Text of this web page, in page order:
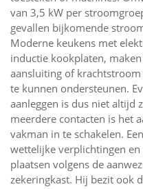
van 3,5 kW per
gevallen bijkomende
Moderne keukens met
inductie kookplaten,
aansluiting of
te kunnen ondersteunen.
aanleggen is dus niet altijd
meerdere contacten is het
vakman in te schakelen.
wettelijke verplichtingen
plaatsen volgens de
zekeringkast. Hij bezit ook